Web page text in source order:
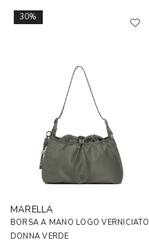
30%
MARELLA
BORSA A MANO LOGO VERNICIATO
DONNA VERDE